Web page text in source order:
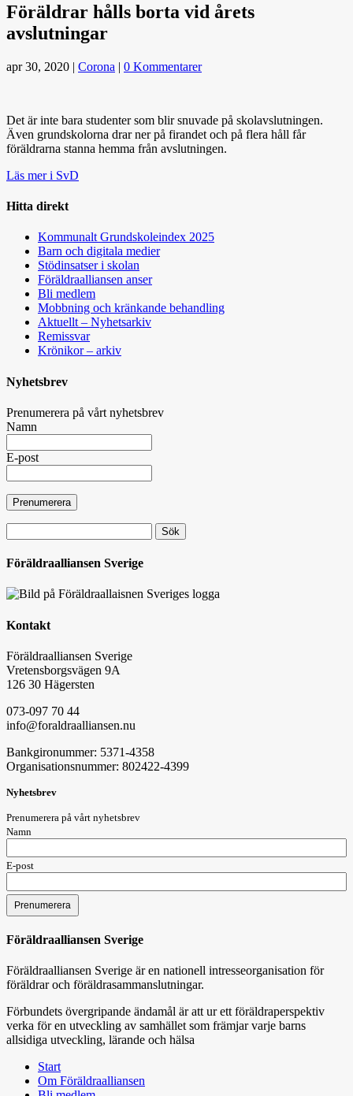
Föräldrar hålls borta vid årets
avslutningar
apr 30, 2020 | Corona | 0 Kommentarer
Det är inte bara studenter som blir snuvade på skolavslutningen.
Även grundskolorna drar ner på firandet och på flera håll får
föräldrarna stanna hemma från avslutningen.
Läs mer i SvD
Hitta direkt
Kommunalt Grundskoleindex 2025
Barn och digitala medier
Stödinsatser i skolan
Föräldraalliansen anser
Bli medlem
Mobbning och kränkande behandling
Aktuellt – Nyhetsarkiv
Remissvar
Krönikor – arkiv
Nyhetsbrev
Prenumerera på vårt nyhetsbrev
Namn
E-post
efter:
Föräldraalliansen Sverige
Kontakt
Föräldraalliansen Sverige
Vretensborgsvägen 9A
126 30 Hägersten
073-097 70 44
info@foraldraalliansen.nu
Bankgironummer: 5371-4358
Organisationsnummer: 802422-4399
Nyhetsbrev
Prenumerera på vårt nyhetsbrev
Namn
E-post
Föräldraalliansen Sverige
Föräldraalliansen Sverige är en nationell intresseorganisation för
föräldrar och föräldrasammanslutningar.
Förbundets övergripande ändamål är att ur ett föräldraperspektiv
verka för en utveckling av samhället som främjar varje barns
allsidiga utveckling, lärande och hälsa
Start
Om Föräldraalliansen